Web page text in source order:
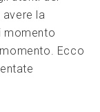
la
momento
Ecco